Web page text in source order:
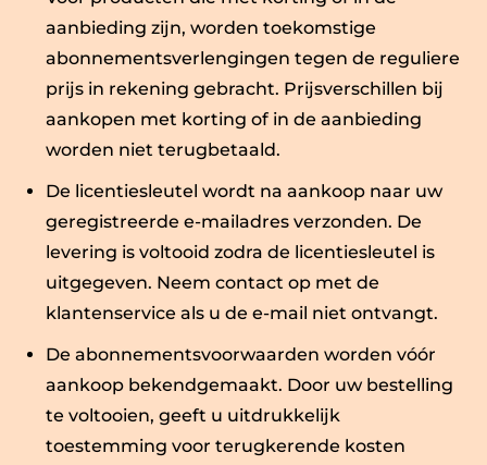
aanbieding zijn, worden toekomstige
abonnementsverlengingen tegen de reguliere
prijs in rekening gebracht. Prijsverschillen bij
aankopen met korting of in de aanbieding
worden niet terugbetaald.
De licentiesleutel wordt na aankoop naar uw
geregistreerde e-mailadres verzonden. De
levering is voltooid zodra de licentiesleutel is
uitgegeven. Neem contact op met de
klantenservice als u de e-mail niet ontvangt.
De abonnementsvoorwaarden worden vóór
aankoop bekendgemaakt. Door uw bestelling
te voltooien, geeft u uitdrukkelijk
toestemming voor terugkerende kosten